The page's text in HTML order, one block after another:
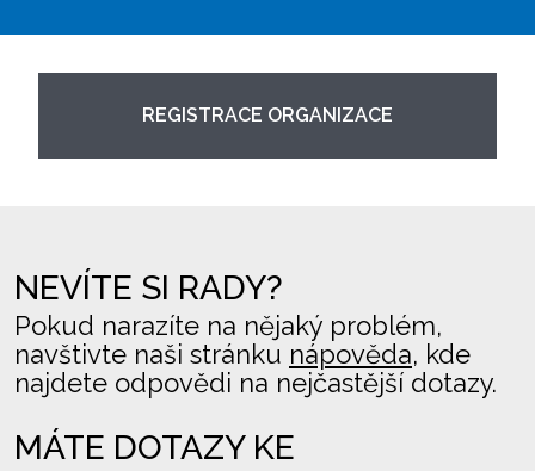
REGISTRACE ORGANIZACE
NEVÍTE SI RADY?
Pokud narazíte na nějaký problém,
navštivte naši stránku nápověda, kde
najdete odpovědi na nejčastější dotazy.
MÁTE DOTAZY KE